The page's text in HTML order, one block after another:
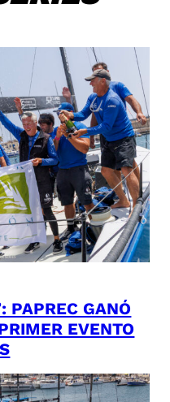
PAPREC GANÓ
EVENTO